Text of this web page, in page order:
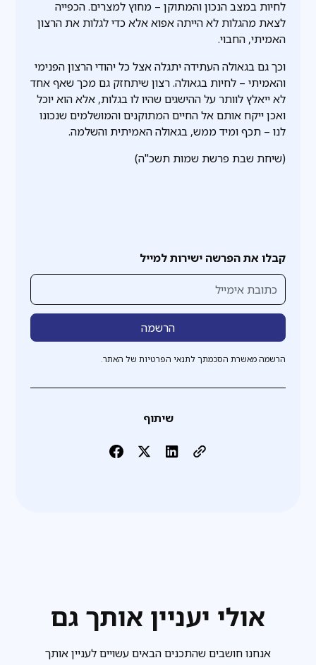
קבלו את הפרשה ישירות למייל
הרשמה מאשרת הסכמתך לתנאי הפרטיות של האתר.
שיתוף
לחיות במצב הנכון והמתוקן – מחוץ למצרים. הכפייה
לצאת מהגלות לא הייתה אפוא אלא כדי לגלות את הרצון
האמיתי, החבוי.
וכך גם בגאולה העתידה יתגלה אצל כל יהודי הרצון הפנימי
והאמיתי – לחיות בגאולה. רצון שיתחזק גם מכך שאף אחד
לא ייאלץ לוותר על ההישגים שהיו לו בגלות, אלא הוא יוכל
ואכן ייקח אותם אל החיים המתוקנים והמושלמים שנכונו
לנו – תכף ומיד ממש, בגאולה האמיתית והשלמה.
(שיחת שבת פרשת שמות תשכ"ה)
אולי יעניין אותך גם
אנחנו חושבים שהתכנים הבאים עשויים לעניין אותך